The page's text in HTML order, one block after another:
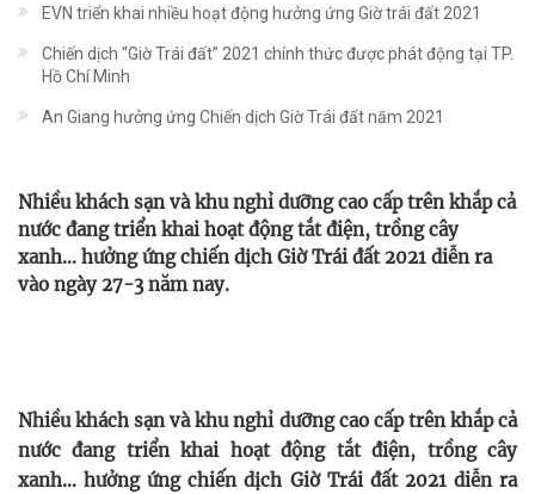
EVN triển khai nhiều hoạt động hưởng ứng Giờ trái đất 2021
Chiến dịch “Giờ Trái đất” 2021 chính thức được phát động tại TP.
Hồ Chí Minh
An Giang hưởng ứng Chiến dịch Giờ Trái đất năm 2021
Nhiều khách sạn và khu nghỉ dưỡng cao cấp trên khắp cả
nước đang triển khai hoạt động tắt điện, trồng cây
xanh… hưởng ứng chiến dịch Giờ Trái đất 2021 diễn ra
vào ngày 27-3 năm nay.
Nhiều khách sạn và khu nghỉ dưỡng cao cấp trên khắp cả
nước đang triển khai hoạt động tắt điện, trồng cây
xanh… hưởng ứng chiến dịch Giờ Trái đất 2021 diễn ra